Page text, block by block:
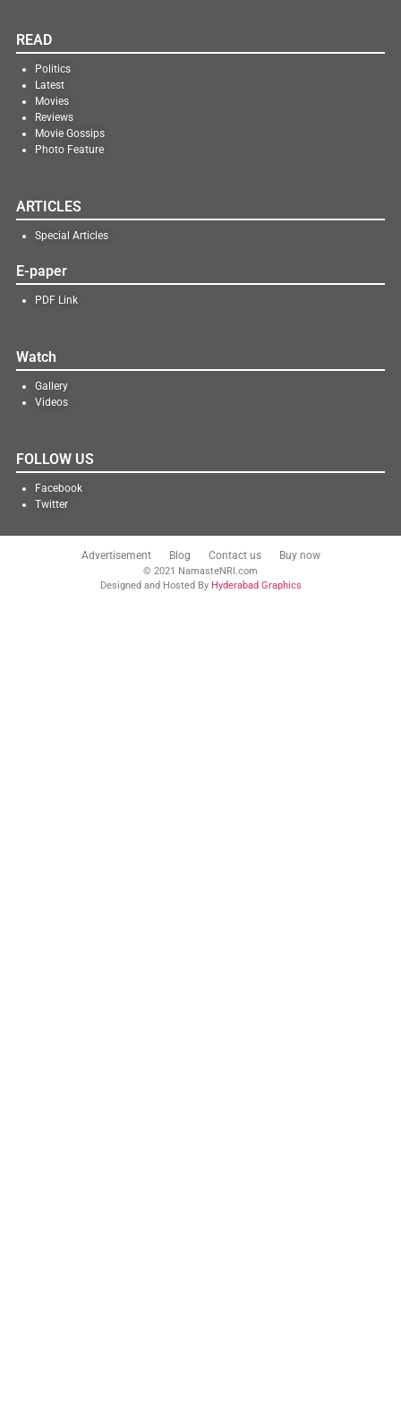
READ
Politics
Latest
Movies
Reviews
Movie Gossips
Photo Feature
ARTICLES
Special Articles
E-paper
PDF Link
Watch
Gallery
Videos
FOLLOW US
Facebook
Twitter
Advertisement Blog Contact us Buy now
© 2021 NamasteNRI.com
Designed and Hosted By Hyderabad Graphics